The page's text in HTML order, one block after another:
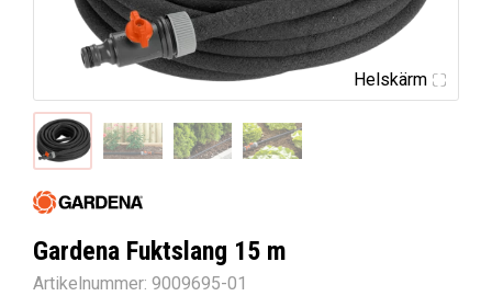
Helskärm
Gardena Fuktslang 15 m
Artikelnummer: 9009695-01